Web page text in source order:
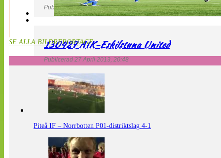
Publicerad 27 April 2013, 20:54
130427 AIK-Eskilstuna United
Publicerad 27 April 2013, 20:48
SE ALLA BILDREPORTAGE
Piteå IF – Norrbotten P01-distriktslag 4-1